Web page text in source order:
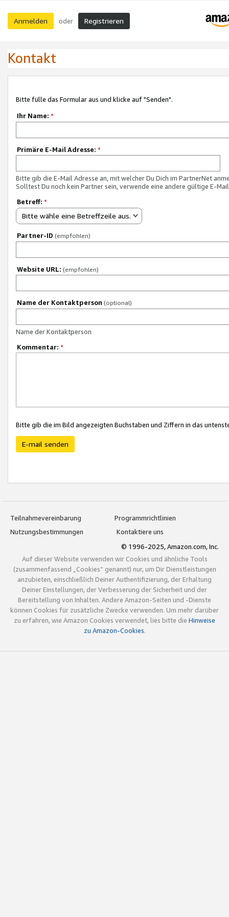
Anmelden oder Registrieren
Kontakt
Bitte fülle das Formular aus und klicke auf "Senden".
Ihr Name: *
Primäre E-Mail Adresse: *
Bitte gib die E-Mail Adresse an, mit welcher Du Dich im PartnerNet
Solltest Du noch kein Partner sein, verwende eine andere gültige E-
Betreff: *
Bitte wähle eine Betreffzeile aus.
Partner-ID (empfohlen)
Website URL: (empfohlen)
Name der Kontaktperson (optional)
Name der Kontaktperson
Kommentar: *
Bitte gib die im Bild angezeigten Buchstaben und Ziffern in das
E-mail senden
Teilnahmevereinbarung
Programmrichtlinien
Nutzungsbestimmungen
Kontaktiere uns
© 1996-2025, Amazon.com, Inc.
Auf dieser Website verwenden wir Cookies und ähnliche Tools
(zusammenfassend „Cookies“ genannt) nur, um Dir Dienstleistungen
anzubieten, einschließlich Deiner Authentifizierung, der Erhaltung
Deiner Einstellungen, der Verbesserung der Sicherheit und der
Bereitstellung von Inhalten. Andere Amazon-Seiten und -Dienste
können Cookies für zusätzliche Zwecke verwenden. Um mehr darüber
zu erfahren, wie Amazon Cookies verwendet, lies bitte die Hinweise
zu Amazon-Cookies.